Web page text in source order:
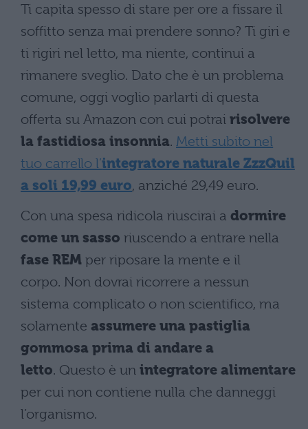
Ti capita spesso di stare per ore a fissare il
soffitto senza mai prendere sonno? Ti giri e
ti rigiri nel letto, ma niente, continui a
rimanere sveglio. Dato che è un problema
comune, oggi voglio parlarti di questa
offerta su Amazon con cui potrai risolvere
la fastidiosa insonnia. Metti subito nel
tuo carrello l’integratore naturale ZzzQuil
a soli 19,99 euro, anziché 29,49 euro.
Con una spesa ridicola riuscirai a dormire
come un sasso riuscendo a entrare nella
fase REM per riposare la mente e il
corpo. Non dovrai ricorrere a nessun
sistema complicato o non scientifico, ma
solamente assumere una pastiglia
gommosa prima di andare a
letto. Questo è un integratore alimentare
per cui non contiene nulla che danneggi
l’organismo.